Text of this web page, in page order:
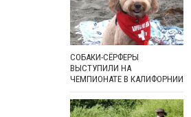
СОБАКИ-СЁРФЕРЫ
ВЫСТУПИЛИ НА
ЧЕМПИОНАТЕ В КАЛИФОРНИИ